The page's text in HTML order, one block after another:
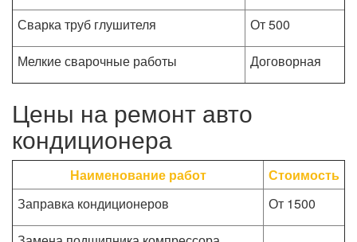
Сварка труб глушителя
От 500
Мелкие сварочные работы
Договорная
Цены на ремонт авто
кондиционера
Наименование работ
Стоимость
Заправка кондиционеров
От 1500